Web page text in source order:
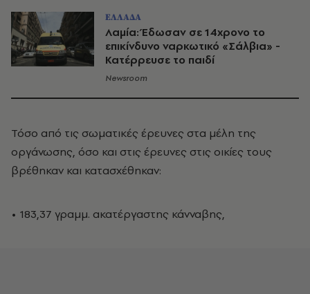
ΕΛΛΑΔΑ
Λαμία: Έδωσαν σε 14χρονο το
επικίνδυνο ναρκωτικό «Σάλβια» -
Κατέρρευσε το παιδί
Newsroom
Τόσο από τις σωματικές έρευνες στα μέλη της
οργάνωσης, όσο και στις έρευνες στις οικίες τους
βρέθηκαν και κατασχέθηκαν:
• 183,37 γραμμ. ακατέργαστης κάνναβης,